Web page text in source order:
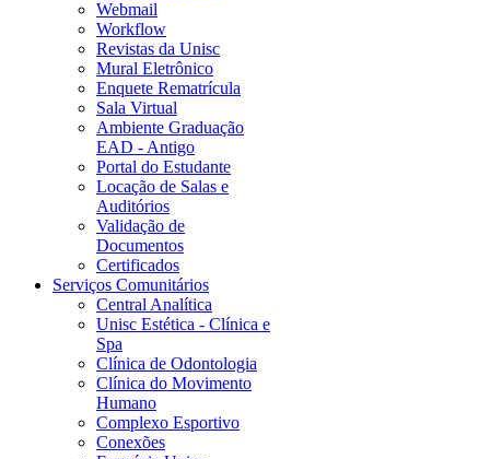
Webmail
Workflow
Revistas da Unisc
Mural Eletrônico
Enquete Rematrícula
Sala Virtual
Ambiente Graduação
EAD - Antigo
Portal do Estudante
Locação de Salas e
Auditórios
Validação de
Documentos
Certificados
Serviços Comunitários
Central Analítica
Unisc Estética - Clínica e
Spa
Clínica de Odontologia
Clínica do Movimento
Humano
Complexo Esportivo
Conexões